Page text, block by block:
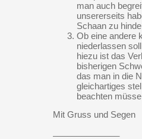
man auch
unsererseits
Schaan zu
Ob eine andere
niederlassen
hiezu ist das
bisherigen
das man in die
gleichartiges
beachten
Mit Gruss und Segen